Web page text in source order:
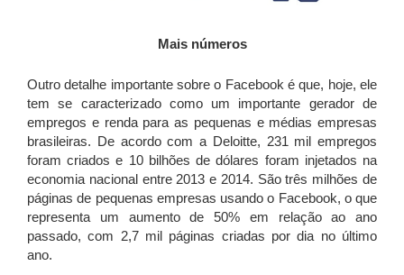
Mais números
Outro detalhe importante sobre o Facebook é que, hoje, ele
tem se caracterizado como um importante gerador de
empregos e renda para as pequenas e médias empresas
brasileiras. De acordo com a Deloitte, 231 mil empregos
foram criados e 10 bilhões de dólares foram injetados na
economia nacional entre 2013 e 2014. São três milhões de
páginas de pequenas empresas usando o Facebook, o que
representa um aumento de 50% em relação ao ano
passado, com 2,7 mil páginas criadas por dia no último
ano.